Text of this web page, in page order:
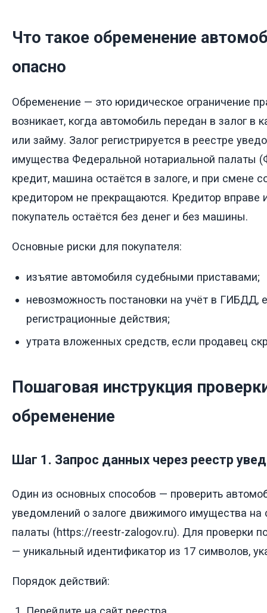
Что такое обременение
опасно
Обременение — это юридическое ограничение
возникает, когда автомобиль передан в залог в
или займу. Залог регистрируется в реестре
имущества Федеральной нотариальной палаты
кредит, машина остаётся в залоге, и при смене
кредитором не прекращаются. Кредитор вправе
покупатель остаётся без денег и без машины.
Основные риски для покупателя:
изъятие автомобиля судебными приставами;
невозможность постановки на учёт в ГИБДД,
регистрационные действия;
утрата вложенных средств, если продавец
Пошаговая инструкция
обременение
Шаг 1. Запрос данных через реестр
Один из основных способов — проверить
уведомлений о залоге движимого имущества на
палаты (https://reestr-zalogov.ru). Для проверки
— уникальный идентификатор из 17 символов,
Порядок действий: